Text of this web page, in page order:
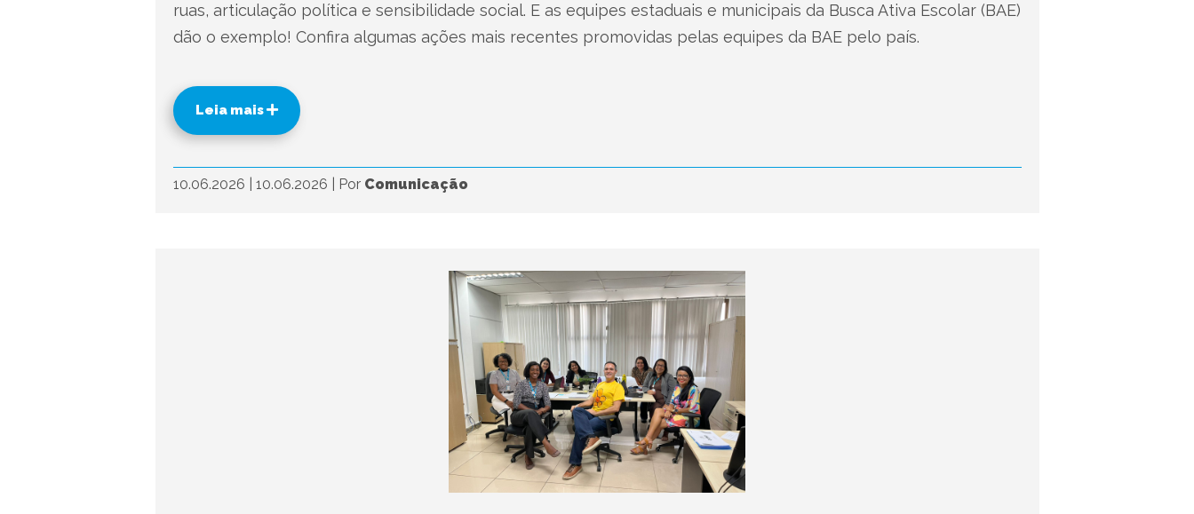
ruas, articulação política e sensibilidade social. E as equipes estaduais e municipais da Busca Ativa Escolar (BAE)
dão o exemplo! Confira algumas ações mais recentes promovidas pelas equipes da BAE pelo país.
Leia mais
10.06.2026 10.06.2026 Por Comunicação